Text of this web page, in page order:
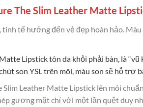
The Slim Leather Matte
tế hướng đến vẻ đẹp hoàn hảo.
Lipsticktôn da khỏi phải bàn, là
son YSL trên môi, màu son sẽ hỗ
Leather Matte Lipstick lên môi
gương mặt chỉ với một lần quệt duy